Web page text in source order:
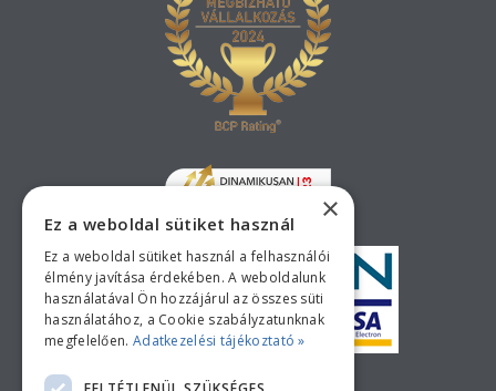
×
Ez a weboldal sütiket használ
Ez a weboldal sütiket használ a felhasználói
élmény javítása érdekében. A weboldalunk
használatával Ön hozzájárul az összes süti
használatához, a Cookie szabályzatunknak
megfelelően. Adatkezelési tájékoztató »